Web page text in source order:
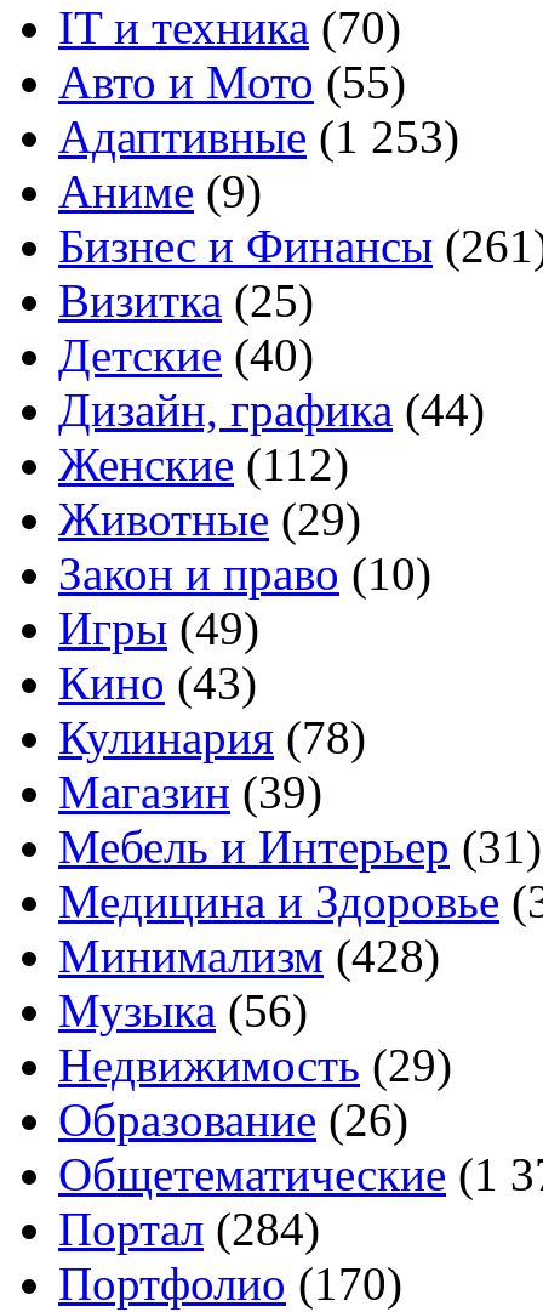
IT и техника (70)
Авто и Мото (55)
Адаптивные (1 253)
Аниме (9)
Бизнес и Финансы
Визитка (25)
Детские (40)
Дизайн, графика (44)
Женские (112)
Животные (29)
Закон и право (10)
Игры (49)
Кино (43)
Кулинария (78)
Магазин (39)
Мебель и Интерьер (31)
Медицина и Здоровье
Минимализм (428)
Музыка (56)
Недвижимость (29)
Образование (26)
Общетематические (1
Портал (284)
Портфолио (170)